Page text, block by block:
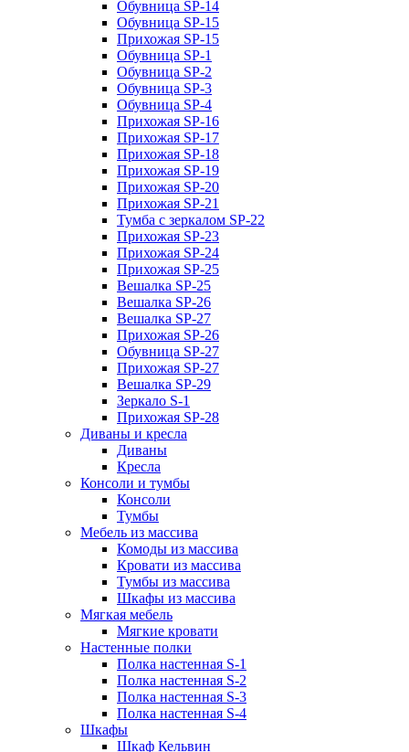
Обувница SP-14
Обувница SP-15
Прихожая SP-15
Обувница SP-1
Обувница SP-2
Обувница SP-3
Обувница SP-4
Прихожая SP-16
Прихожая SP-17
Прихожая SP-18
Прихожая SP-19
Прихожая SP-20
Прихожая SP-21
Тумба с зеркалом SP-22
Прихожая SP-23
Прихожая SP-24
Прихожая SP-25
Вешалка SP-25
Вешалка SP-26
Вешалка SP-27
Прихожая SP-26
Обувница SP-27
Прихожая SP-27
Вешалка SP-29
Зеркало S-1
Прихожая SP-28
Диваны и кресла
Диваны
Кресла
Консоли и тумбы
Консоли
Тумбы
Мебель из массива
Комоды из массива
Кровати из массива
Тумбы из массива
Шкафы из массива
Мягкая мебель
Мягкие кровати
Настенные полки
Полка настенная S-1
Полка настенная S-2
Полка настенная S-3
Полка настенная S-4
Шкафы
Шкаф Кельвин